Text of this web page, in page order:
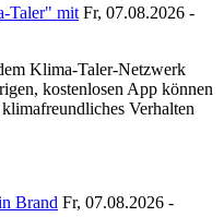
Taler" mit Fr, 07.08.2026 -
Klima-Taler-Netzwerk
kostenlosen App können
Verhalten
Brand Fr, 07.08.2026 -